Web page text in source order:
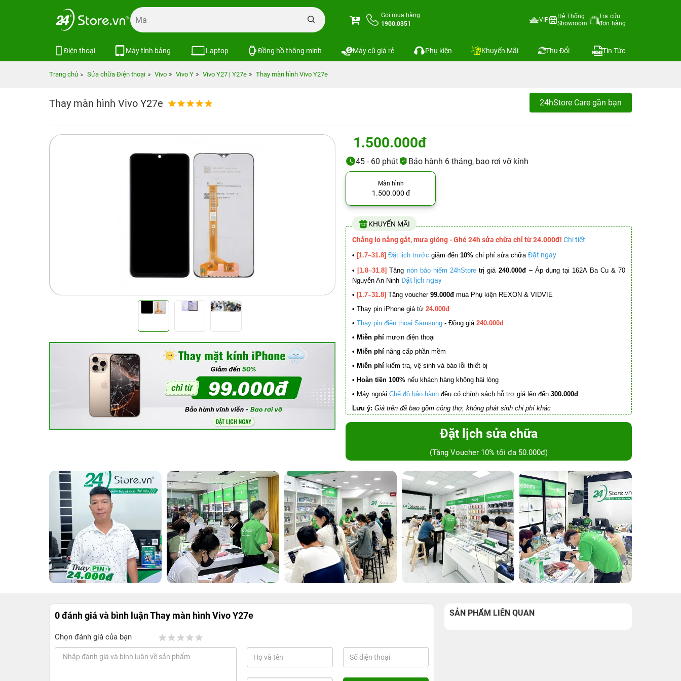
Gọi mua hàng
1900.0351
VIP
Hệ Thống
Showroom
Tra cứu
đơn hàng
Điện thoại Máy tính bảng Laptop Đồng hồ thông minh Máy cũ giá rẻ Phụ kiện Khuyến Mãi Thu Đổi Tin Tức
Trang chủ Sửa chữa Điện thoại Vivo Vivo Y Vivo Y27 | Y27e Thay màn hình Vivo Y27e
Thay màn hình Vivo Y27e 24hStore Care gần bạn
1.500.000đ
45 - 60 phút Bảo hành 6 tháng, bao rơi vỡ kính
Màn hình
1.500.000 đ
KHUYẾN MÃI
Chẳng lo nắng gắt, mưa giông - Ghé 24h sửa chữa chỉ từ 24.000đ! Chi tiết
• [1.7–31.8] Đặt lịch trước giảm đến 10% chi phí sửa chữa Đặt ngay
• [1.8–31.8] Tặng nón bảo hiểm 24hStore trị giá 240.000đ – Áp dụng tại 162A Ba Cu & 70
Nguyễn An Ninh Đặt lịch ngay
• [1.7–31.8] Tặng voucher 99.000đ mua Phụ kiện REXON & VIDVIE
• Thay pin iPhone giá từ 24.000đ
• Thay pin điện thoại Samsung - Đồng giá 240.000đ
• Miễn phí mượn điện thoại
• Miễn phí nâng cấp phần mềm
• Miễn phí kiểm tra, vệ sinh và báo lỗi thiết bị
• Hoàn tiền 100% nếu khách hàng không hài lòng
• Máy ngoài Chế độ bảo hành đều có chính sách hỗ trợ giá lên đến 300.000đ
Lưu ý: Giá trên đã bao gồm công thợ, không phát sinh chi phí khác
Đặt lịch sửa chữa
(Tặng Voucher 10% tối đa 50.000đ)
0 đánh giá và bình luậnThay màn hình Vivo Y27e
Chọn đánh giá của bạn
SẢN PHẨM LIÊN QUAN